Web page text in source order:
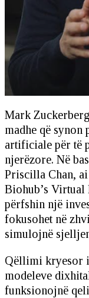
Mark
madhe që
artificiale për të
njerëzore. Në
Priscilla Chan,
Biohub’s
përfshin një
fokusohet në
simulojnë
Qëllimi kryesor
modeleve
funksionojnë